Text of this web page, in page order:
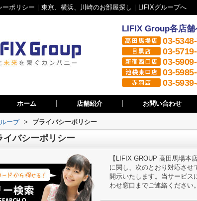
ーポリシー｜東京、横浜、川崎のお部屋探し｜LIFIXグループへ
LIFIX Group各店
03-
03-
03-
03-
03-
ホーム 店舗紹介 お問い合わせ
ープ > プライバシーポリシー
イバシーポリシー
【LIFIX GROUP 高田馬場本
に関し、次のとおり対応させ
開示いたします。当サービス
わせ窓口までご連絡ください。